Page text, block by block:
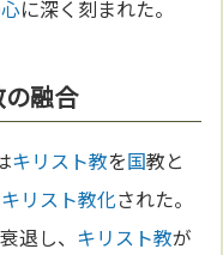
心に深く刻まれた。
融合
キリスト教を国教と
キリスト教化された。
退し、 キリスト教が